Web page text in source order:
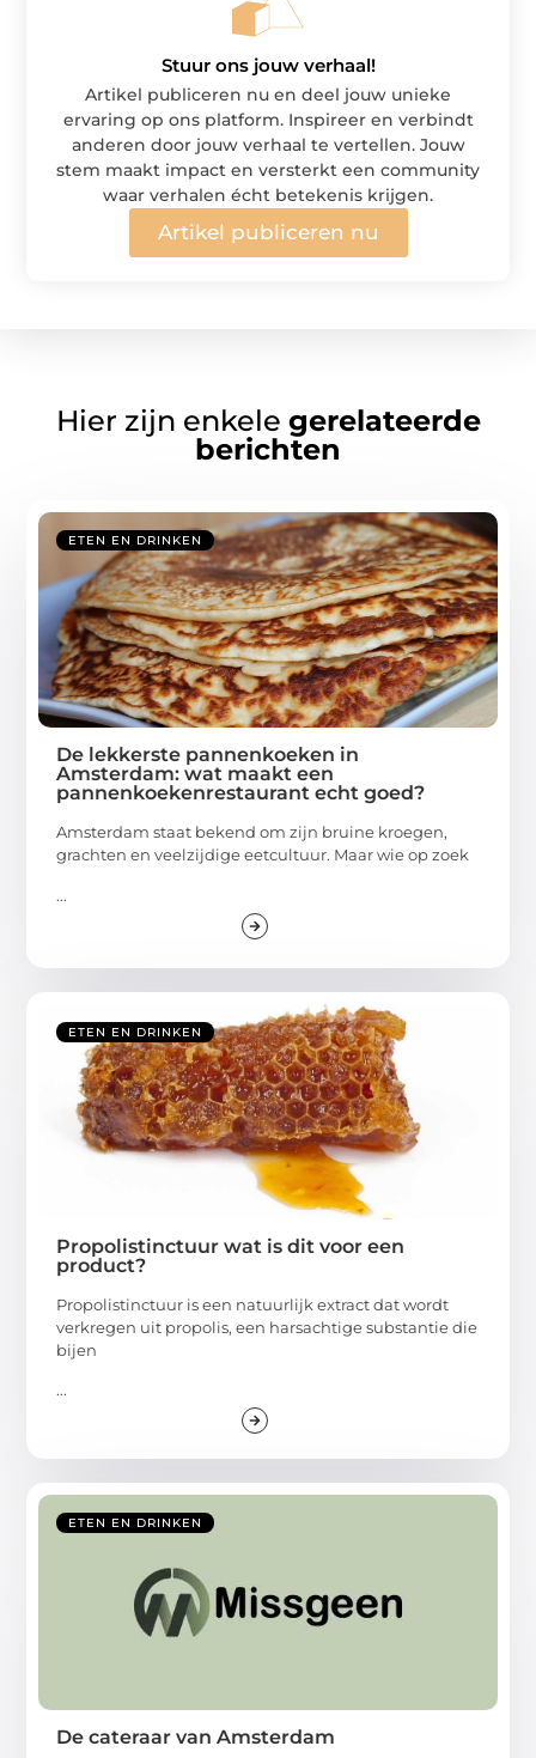
Stuur ons jouw verhaal!
Artikel publiceren nu en deel jouw unieke
ervaring op ons platform. Inspireer en verbindt
anderen door jouw verhaal te vertellen. Jouw
stem maakt impact en versterkt een community
waar verhalen écht betekenis krijgen.
Artikel publiceren nu
Hier zijn enkele gerelateerde
berichten
ETEN EN DRINKEN
De lekkerste pannenkoeken in
Amsterdam: wat maakt een
pannenkoekenrestaurant echt goed?
Amsterdam staat bekend om zijn bruine kroegen,
grachten en veelzijdige eetcultuur. Maar wie op zoek
...
ETEN EN DRINKEN
Propolistinctuur wat is dit voor een
product?
Propolistinctuur is een natuurlijk extract dat wordt
verkregen uit propolis, een harsachtige substantie die
bijen
...
ETEN EN DRINKEN
De cateraar van Amsterdam